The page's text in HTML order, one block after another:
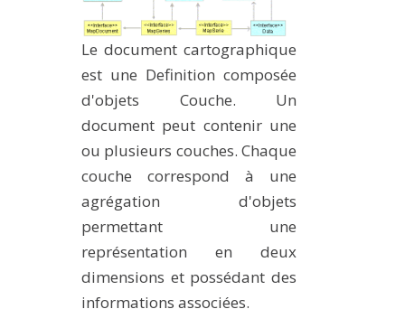
Le document cartographique
est une Definition composée
d'objets Couche. Un
document peut contenir une
ou plusieurs couches. Chaque
couche correspond à une
agrégation d'objets
permettant une
représentation en deux
dimensions et possédant des
informations associées.